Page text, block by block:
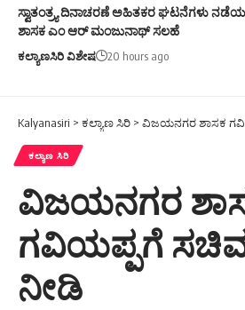
ಸ್ವಾತಂತ್ರ್ಯ ದಿನಾಚರಣೆ ಅಹಿತಕರ ಘಟನೆಗಳು
ಶಾಸಕ ಎಂ ಆರ್ ಮಂಜುನಾಥ್ ಸಲಹೆ
ಕಲ್ಯಾಣಸಿರಿ ವಿಶೇಷ 20 hours ago
Kalyanasiri > ಕಲ್ಯಾಣ ಸಿರಿ > ವಿಜಯನಗರ ಶಾಸಕ
ಕಲ್ಯಾಣ ಸಿರಿ
ವಿಜಯನಗರ
ಗವಿಯಪ್ಪಗೆ ಸಚಿವ
ನೀಡಿ